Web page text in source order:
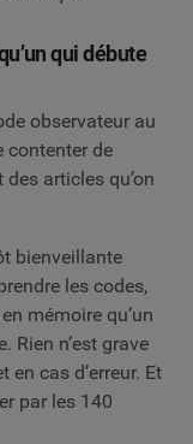
qui débute
observateur au
contenter de
articles qu’on
bienveillante
les codes,
mémoire qu’un
Rien n’est grave
cas d’erreur. Et
par les 140